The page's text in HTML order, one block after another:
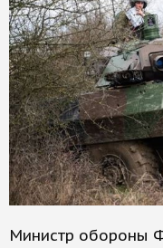
Министр обороны